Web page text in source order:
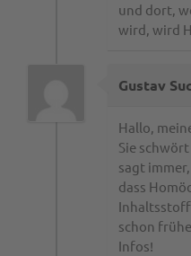
und dort,
wird, wird
Gustav
Hallo,
Sie
sagt
dass
schon
Infos!